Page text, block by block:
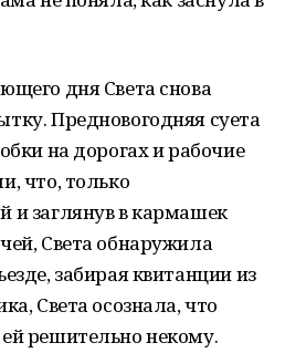
дня Света снова
Предновогодняя суета
на дорогах и рабочие
что, только
и заглянув в кармашек
Света обнаружила
забирая квитанции из
Света осознала, что
решительно некому.